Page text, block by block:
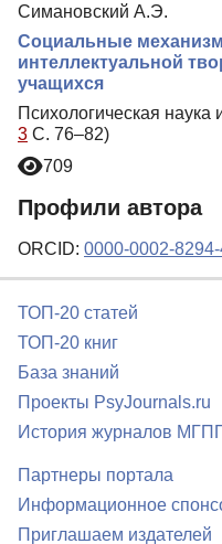
Симановский А.Э.
Социальные
интеллектуальной
учащихся
Психологическая наука
3 С. 76–82)
709
Профили автора
ORCID: 0000-0002-
ТОП-20 статей
ТОП-20 книг
База знаний
Проекты PsyJournals.ru
История журналов
Партнеры портала
Информационное
Приглашаем издателей